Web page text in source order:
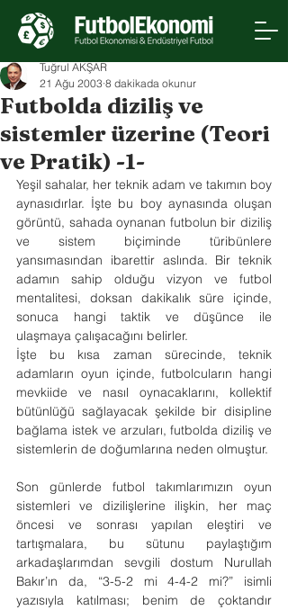
Futbolda diziliş ve
sistemler üzerine (Teori
ve Pratik) -1-
Tuğrul AKŞAR
21 Ağu 2003 8 dakikada okunur
Yeşil sahalar, her teknik adam ve takımın boy
aynasıdırlar. İşte bu boy aynasında oluşan
görüntü, sahada oynanan futbolun bir diziliş
ve sistem biçiminde türibünlere
yansımasından ibarettir aslında. Bir teknik
adamın sahip olduğu vizyon ve futbol
mentalitesi, doksan dakikalık süre içinde,
sonuca hangi taktik ve düşünce ile
ulaşmaya çalışacağını belirler.
İşte bu kısa zaman sürecinde, teknik
adamların oyun içinde, futbolcuların hangi
mevkiide ve nasıl oynacaklarını, kollektif
bütünlüğü sağlayacak şekilde bir disipline
bağlama istek ve arzuları, futbolda diziliş ve
sistemlerin de doğumlarına neden olmuştur.
Son günlerde futbol takımlarımızın oyun
sistemleri ve dizilişlerine ilişkin, her maç
öncesi ve sonrası yapılan eleştiri ve
tartışmalara, bu sütunu paylaştığım
arkadaşlarımdan sevgili dostum Nurullah
Bakır’ın da, “3-5-2 mi 4-4-2 mi?” isimli
yazısıyla katılması; benim de çoktandır